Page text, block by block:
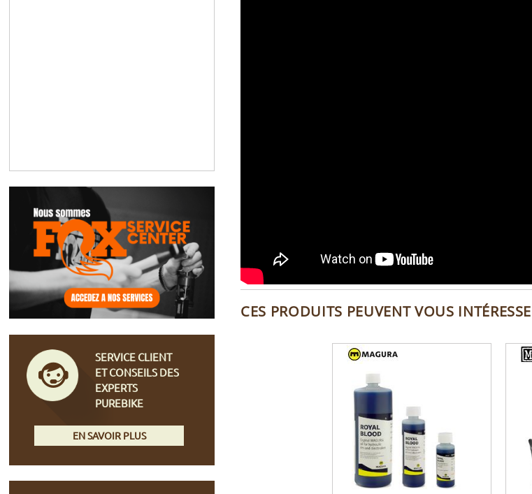
CES PRODUITS PEUVENT VOUS
SERVICE CLIENT
ET CONSEILS DES
EXPERTS
PUREBIKE
EN SAVOIR PLUS